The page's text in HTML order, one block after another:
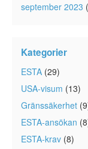
september 2023
Kategorier
ESTA (29)
USA-visum (13)
Gränssäkerhet
ESTA-ansökan
ESTA-krav (8)